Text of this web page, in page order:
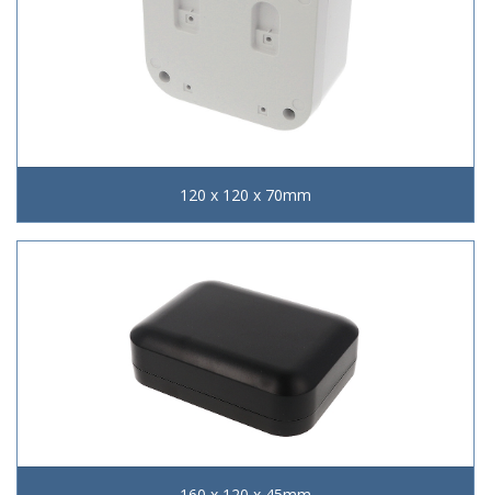
120 x 120 x 70mm